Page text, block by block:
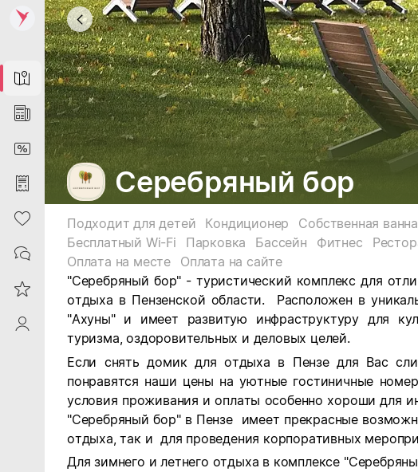
Map
News
DiscountCard
Purchases
Heart
Contacts
Reviews
ProfileSaby
Серебряный бор
Подходит для детей Кондиционер Собственная
Бесплатный Wi-Fi
Парковка Бассейн Фитнес
Оплата на месте
Оплата на сайте
"Серебряный бор" - туристический комплекс для
отдыха в Пензенской области. Расположен в
"Ахуны" и имеет развитую инфраструктуру для
туризма, оздоровительных и деловых целей.
Если снять домик для отдыха в Пензе для Вас
понравятся наши цены на уютные гостиничные
условия проживания и оплаты особенно хороши для
"Серебряный бор" в Пензе имеет прекрасные
отдыха, так и для проведения корпоративных
Для зимнего и летнего отдыха в комплексе